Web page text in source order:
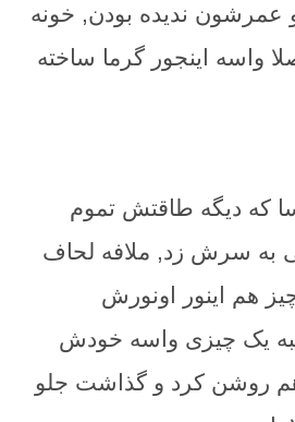
عمرشون ندیده بودن, خونه
واسه اینجور گرما ساخته
که دیگه طاقتش تموم
به سرش زد, ملافه لحاف
آورد, ۳-۴ تا چیز هم اینور اونورش
یک چیزی واسه خودش
روشن کرد و گذاشت جلو